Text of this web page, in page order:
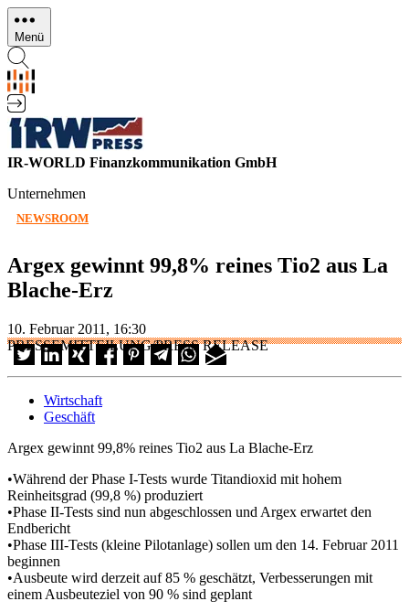
Direkt
zum
Inhalt
Menü
IR-WORLD Finanzkommunikation GmbH
Unternehmen
NEWSROOM
Argex gewinnt 99,8% reines Tio2 aus La
Blache-Erz
10. Februar 2011, 16:30
PRESSEMITTEILUNG/PRESS RELEASE
Wirtschaft
Geschäft
Argex gewinnt 99,8% reines Tio2 aus La Blache-Erz
•Während der Phase I-Tests wurde Titandioxid mit hohem
Reinheitsgrad (99,8 %) produziert
•Phase II-Tests sind nun abgeschlossen und Argex erwartet den
Endbericht
•Phase III-Tests (kleine Pilotanlage) sollen um den 14. Februar 2011
beginnen
•Ausbeute wird derzeit auf 85 % geschätzt, Verbesserungen mit
einem Ausbeuteziel von 90 % sind geplant